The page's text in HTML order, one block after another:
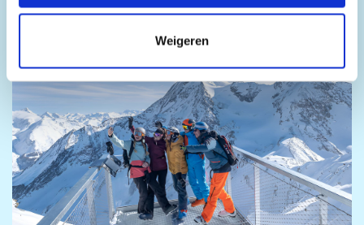
cookies je wilt toestaan. Je kunt je voorkeuren op elk
moment wijzigen of je toestemming intrekken.
Weigeren